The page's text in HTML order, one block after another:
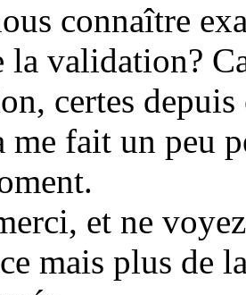
connaître
validation?
certes
me fait un peu
et ne
mais plus de